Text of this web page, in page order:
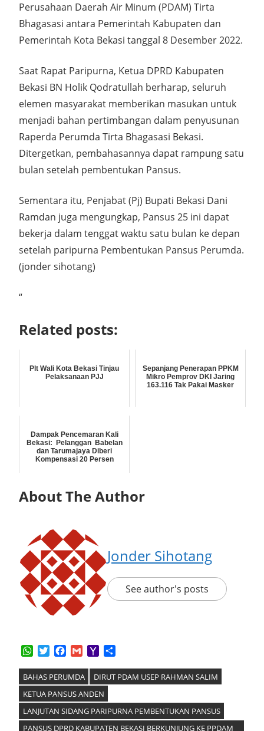
Perusahaan Daerah Air Minum (PDAM) Tirta
Bhagasasi antara Pemerintah Kabupaten dan
Pemerintah Kota Bekasi tanggal 8 Desember 2022.
Saat Rapat Paripurna, Ketua DPRD Kabupaten
Bekasi BN Holik Qodratullah berharap, seluruh
elemen masyarakat memberikan masukan untuk
menjadi bahan pertimbangan dalam penyusunan
Raperda Perumda Tirta Bhagasasi Bekasi.
Ditergetkan, pembahasannya dapat rampung satu
bulan setelah pembentukan Pansus.
Sementara itu, Penjabat (Pj) Bupati Bekasi Dani
Ramdan juga mengungkap, Pansus 25 ini dapat
bekerja dalam tenggat waktu satu bulan ke depan
setelah paripurna Pembentukan Pansus Perumda.
(jonder sihotang)
“
Related posts:
Plt Wali Kota Bekasi Tinjau
Pelaksanaan PJJ
Sepanjang Penerapan PPKM
Mikro Pemprov DKI Jaring
163.116 Tak Pakai Masker
Dampak Pencemaran Kali
Bekasi: Pelanggan Babelan
dan Tarumajaya Diberi
Kompensasi 20 Persen
About The Author
Jonder Sihotang
See author's posts
WhatsApp
TwitterFacebook
GmailYahoo
BAHAS PERUMDA
DIRUT PDAM USEP RAHMAN SALIM
KETUA PANSUS ANDEN
LANJUTAN SIDANG PARIPURNA PEMBENTUKAN PANSUS
PANSUS DPRD KABUPATEN BEKASI BERKUNJUNG KE PPDAM